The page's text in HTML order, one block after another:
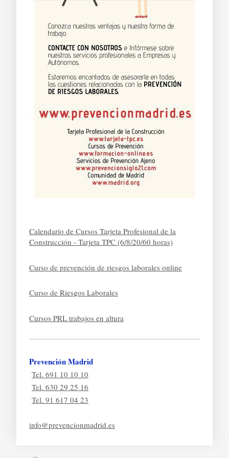
Calendario de Cursos Tarjeta Profesional de la
Construcción - Tarjeta TPC (6/8/20/60 horas)
Curso de prevención de riesgos laborales online
Curso de Riesgos Laborales
Cursos PRL trabajos en altura
Prevención Madrid
Tel. 691 10 10 10
Tel. 630 29 25 16
Tel. 91 617 04 23
info@prevencionmadrid.es